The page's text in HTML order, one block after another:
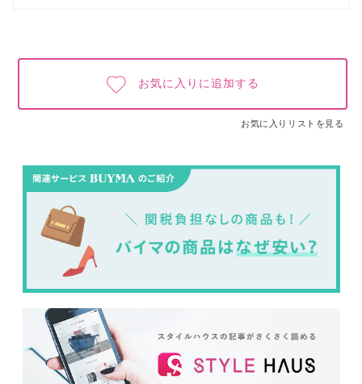
お気に入りに追加する
お気に入りリストを見る